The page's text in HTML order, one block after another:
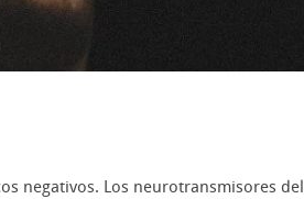
negativos. Los neurotransmisores del